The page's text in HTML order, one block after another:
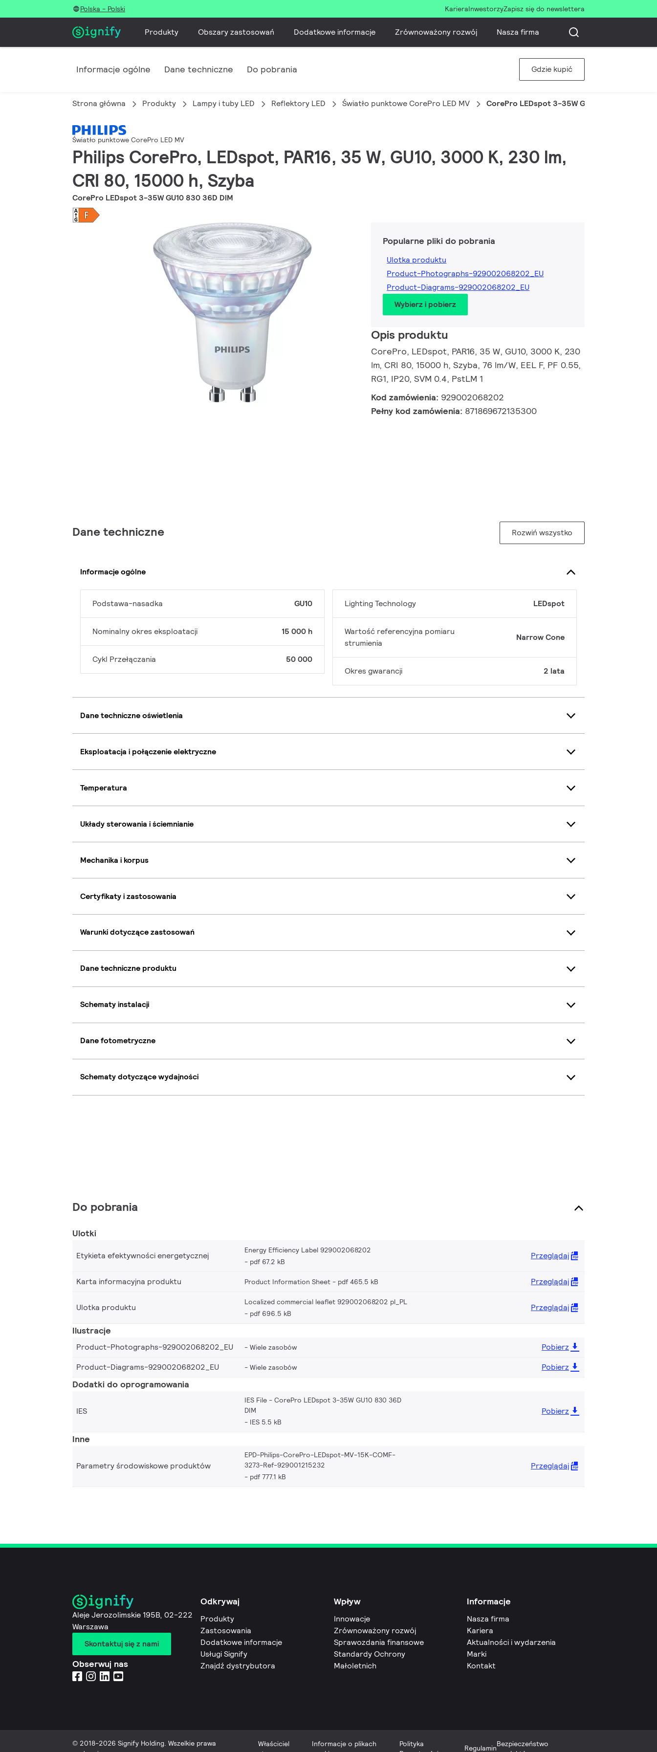
Polska - Polski KarieraInwestorzyZapisz się do newslettera
Produkty Obszary zastosowań Dodatkowe informacje Zrównoważony rozwój Nasza firma
Informacje ogólne Dane techniczne Do pobrania Gdzie kupić
Strona główna Produkty Lampy i tuby LED Reflektory LED Światło punktowe CorePro LED MV CorePro LEDspot 3-35W GU10 830 36D DIM
Światło punktowe CorePro LED MV
Philips CorePro, LEDspot, PAR16, 35 W, GU10, 3000 K, 230 lm,
CRI 80, 15000 h, Szyba
CorePro LEDspot 3-35W GU10 830 36D DIM
Popularne pliki do pobrania
Ulotka produktu
Product-Photographs-929002068202_EU
Product-Diagrams-929002068202_EU
Wybierz i pobierz
Opis produktu
CorePro, LEDspot, PAR16, 35 W, GU10, 3000 K, 230
lm, CRI 80, 15000 h, Szyba, 76 lm/W, EEL F, PF 0.55,
RG1, IP20, SVM 0.4, PstLM 1
Kod zamówienia: 929002068202
Pełny kod zamówienia: 871869672135300
Dane techniczne Rozwiń wszystko
Informacje ogólne
Podstawa-nasadka GU10
Nominalny okres eksploatacji 15 000 h
Cykl Przełączania 50 000
Lighting Technology LEDspot
Wartość referencyjna pomiaru
strumienia
Narrow Cone
Okres gwarancji 2 lata
Dane techniczne oświetlenia
Eksploatacja i połączenie elektryczne
Temperatura
Układy sterowania i ściemnianie
Mechanika i korpus
Certyfikaty i zastosowania
Warunki dotyczące zastosowań
Dane techniczne produktu
Schematy instalacji
Dane fotometryczne
Schematy dotyczące wydajności
Do pobrania
Ulotki
Etykieta efektywności energetycznej
Energy Efficiency Label 929002068202
pdf 67.2 kB
Przeglądaj
Karta informacyjna produktu Product Information Sheet pdf 465.5 kB Przeglądaj
Ulotka produktu
Localized commercial leaflet 929002068202 pl_PL
pdf 696.5 kB
Przeglądaj
Ilustracje
Product-Photographs-929002068202_EU Wiele zasobów
Pobierz
Product-Diagrams-929002068202_EU
Wiele zasobów Pobierz
Dodatki do oprogramowania
IES
IES File - CorePro LEDspot 3-35W GU10 830 36D
DIM
IES 5.5 kB
Pobierz
Inne
Parametry środowiskowe produktów
EPD-Philips-CorePro-LEDspot-MV-15K-COMF-
3273-Ref-929001215232
pdf 777.1 kB
Przeglądaj
Aleje Jerozolimskie 195B, 02-222
Warszawa
Skontaktuj się z nami
Obserwuj nas
Odkrywaj
Produkty
Zastosowania
Dodatkowe informacje
Usługi Signify
Znajdź dystrybutora
Wpływ
Innowacje
Zrównoważony rozwój
Sprawozdania finansowe
Standardy Ochrony
Małoletnich
Informacje
Nasza firma
Kariera
Aktualności i wydarzenia
Marki
Kontakt
© 2018-2026 Signify Holding. Wszelkie prawa
Właściciel
Informacje o plikach
Polityka
RegulaminBezpieczeństwo